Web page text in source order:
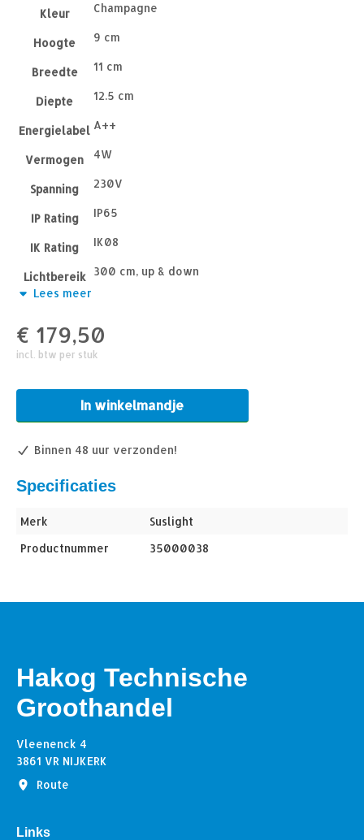
Kleur Champagne
Hoogte 9 cm
Breedte 11 cm
Diepte 12.5 cm
Energielabel A++
Vermogen 4W
Spanning 230V
IP Rating IP65
IK Rating IK08
Lichtbereik 300 cm, up & down
Lumen 486 Lm
Lichtkleur 2700K – 2850K
CRI >85
Lees meer
€ 179,50
incl. btw per stuk
In winkelmandje
Binnen 48 uur verzonden!
Specificaties
Merk
Suslight
Productnummer
35000038
Hakog Technische
Groothandel
Vleenenck 4
3861 VR NIJKERK
Route
Links